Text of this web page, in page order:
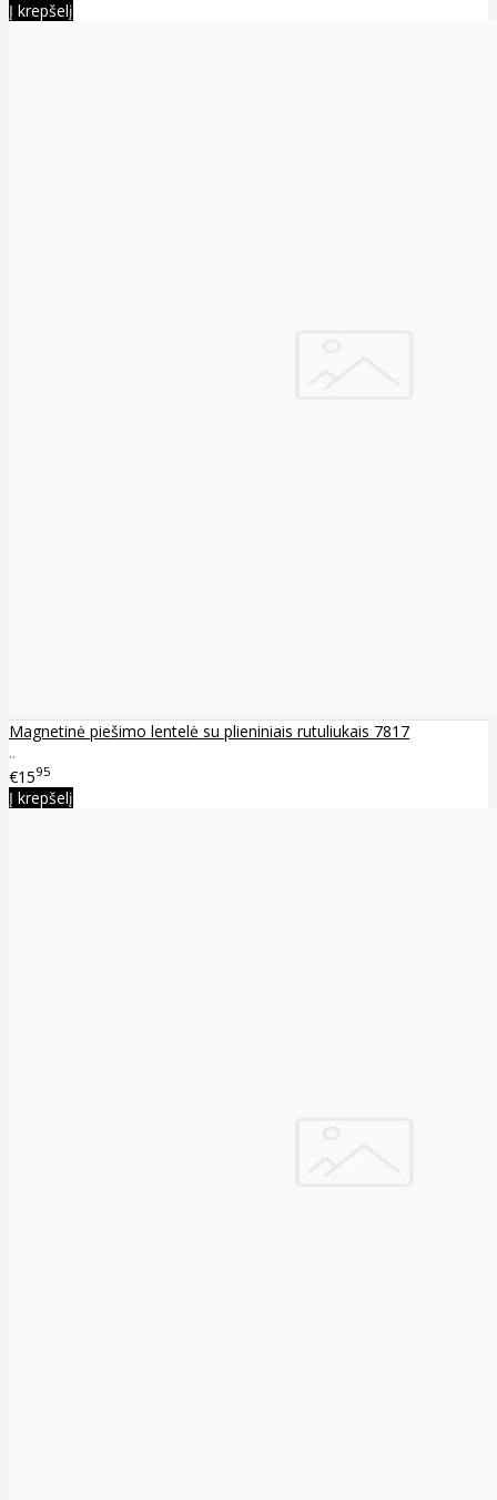
Į krepšelį
Magnetinė piešimo lentelė su plieniniais rutuliukais 7817
..
€1595
Į krepšelį